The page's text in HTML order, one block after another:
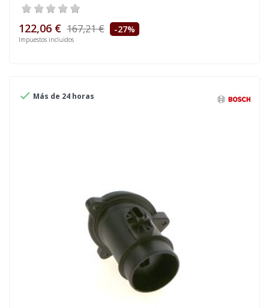
122,06 € 167,21 € -27%
Impuestos incluidos
 Más de 24 horas